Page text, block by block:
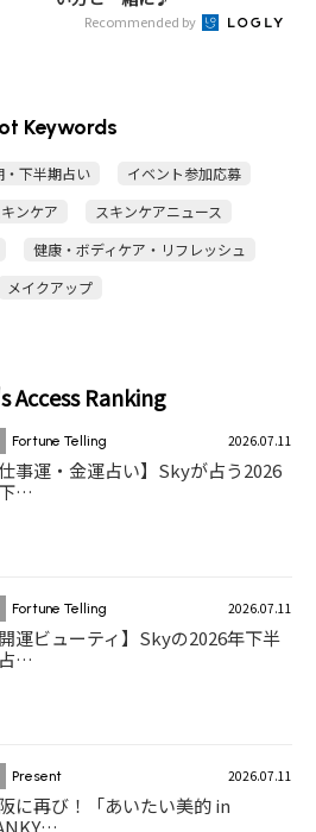
Recommended by
Keywords
・下半期占い
イベント参加応募
ンケア
スキンケアニュース
健康・ボディケア・リフレッシュ
メイクアップ
Access Ranking
Fortune Telling 2026.07.11
仕事運・金運占い】Skyが占う2026
…
Fortune Telling 2026.07.11
開運ビューティ】Skyの2026年下半
…
Present 2026.07.11
に再び！「あいたい美的 in